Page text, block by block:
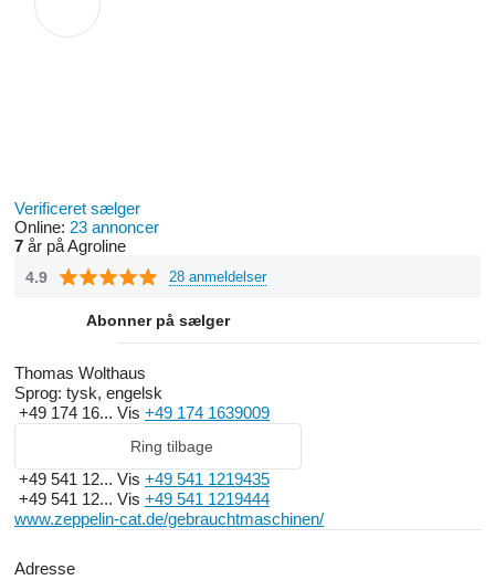
Verificeret sælger
Online: 23 annoncer
7 år på Agroline
4.9 28 anmeldelser
Abonner på sælger
Thomas Wolthaus
Sprog: tysk, engelsk
+49 174 16... Vis +49 174 1639009
Ring tilbage
+49 541 12... Vis +49 541 1219435
+49 541 12... Vis +49 541 1219444
www.zeppelin-cat.de/gebrauchtmaschinen/
Adresse